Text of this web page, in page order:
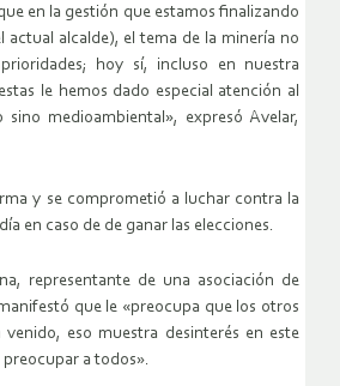
en la gestión que estamos finalizando
actual alcalde), el tema de la minería no
hoy sí, incluso en nuestra
le hemos dado especial atención al
medioambiental», expresó Avelar,
y se comprometió a luchar contra la
en caso de de ganar las elecciones.
representante de una asociación de
que le «preocupa que los otros
eso muestra desinterés en este
a todos».